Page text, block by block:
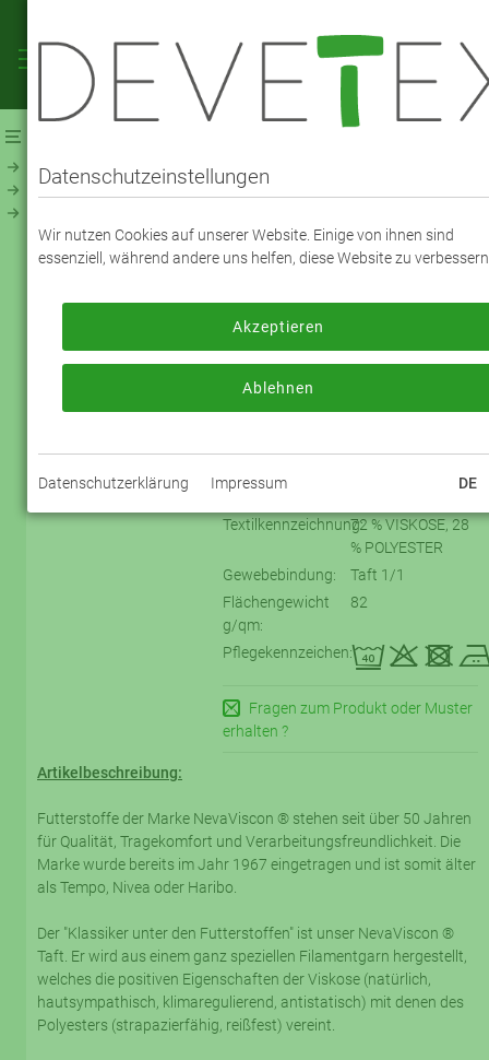
NevaViscon ® (194800)
oder registrieren sich bitte neu.
Bestelll-Nr.:
Textilkennzeichnung:72 % VISKOSE, 28
% POLYESTER
Gewebebindung:
Taft 1/1
Flächengewicht
g/qm:
82
Pflegekennzeichen:
Fragen zum Produkt oder Muster
erhalten ?
Artikelbeschreibung:
Futterstoffe der Marke NevaViscon ® stehen seit über 50 Jahren
für Qualität, Tragekomfort und Verarbeitungsfreundlichkeit. Die
Marke wurde bereits im Jahr 1967 eingetragen und ist somit älter
als Tempo, Nivea oder Haribo.
Der "Klassiker unter den Futterstoffen" ist unser NevaViscon ®
Taft. Er wird aus einem ganz speziellen Filamentgarn hergestellt,
welches die positiven Eigenschaften der Viskose (natürlich,
hautsympathisch, klimaregulierend, antistatisch) mit denen des
Polyesters (strapazierfähig, reißfest) vereint.
Datenschutzeinstellungen
Wir nutzen Cookies auf unserer Website. Einige von ihnen sind
essenziell, während andere uns helfen, diese Website zu
Ablehnen
Akzeptieren
Datenschutzerklärung Impressum DE